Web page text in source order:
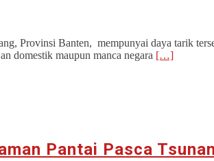
Provinsi Banten, mempunyai daya tarik
domestik maupun manca negara […]
Pantai Pasca